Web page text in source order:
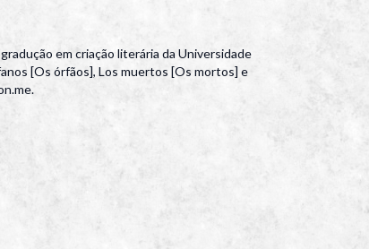
em criação literária da Universidade
[Os órfãos], Los muertos [Os mortos] e